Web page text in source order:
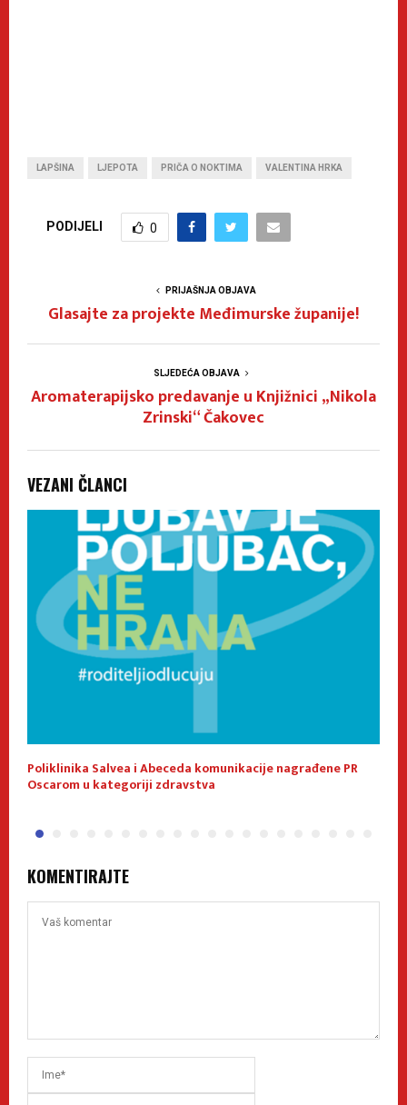
LAPŠINA LJEPOTA PRIČA O NOKTIMA VALENTINA HRKA
PODIJELI 0
PRIJAŠNJA OBJAVA
Glasajte za projekte Međimurske županije!
SLJEDEĆA OBJAVA
Aromaterapijsko predavanje u Knjižnici „Nikola
Zrinski“ Čakovec
VEZANI ČLANCI
Poliklinika Salvea i Abeceda komunikacije nagrađene PR
Oscarom u kategoriji zdravstva
KOMENTIRAJTE